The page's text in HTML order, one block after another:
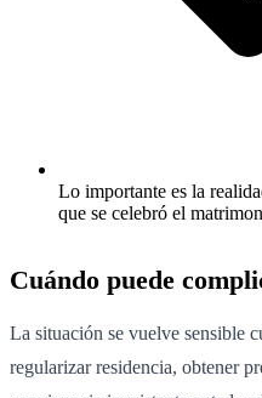
Lo importante es la
que se celebró el
Cuándo puede
La situación se vuelve sensible
regularizar residencia, obtener